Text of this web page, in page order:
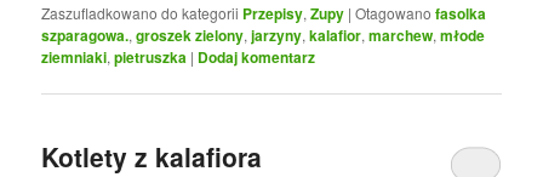
Zaszufladkowano do kategorii Przepisy,Zupy |Otagowano fasolka
szparagowa.,groszek zielony,jarzyny,kalafior,marchew,młode
ziemniaki,pietruszka | Dodaj komentarz
Kotlety z kalafiora